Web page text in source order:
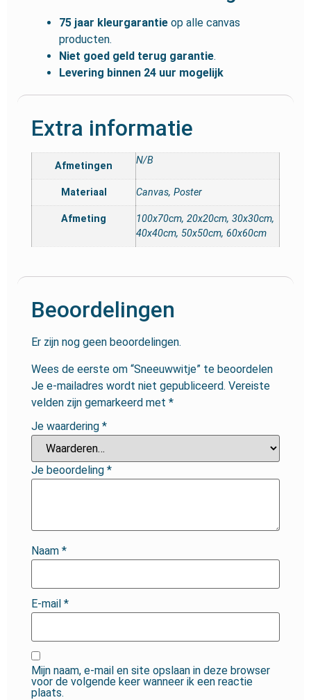
75 jaar kleurgarantie op alle canvas
producten.
Niet goed geld terug garantie.
Levering binnen 24 uur mogelijk
Extra informatie
Afmetingen N/B
Materiaal Canvas, Poster
Afmeting
100x70cm, 20x20cm, 30x30cm,
40x40cm, 50x50cm, 60x60cm
Beoordelingen
Er zijn nog geen beoordelingen.
Wees de eerste om “Sneeuwwitje” te beoordelen
Je e-mailadres wordt niet gepubliceerd. Vereiste
velden zijn gemarkeerd met *
Je waardering *
Je beoordeling *
Naam *
E-mail *
Mijn naam, e-mail en site opslaan in deze browser
voor de volgende keer wanneer ik een reactie
plaats.